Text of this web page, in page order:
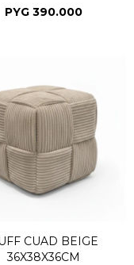
PYG 390.000
CUAD BEIGE
36X38X36CM